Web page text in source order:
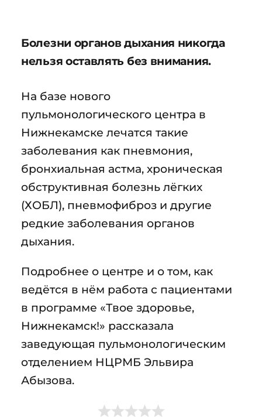
Болезни органов дыхания никогда
нельзя оставлять без внимания.
На базе нового
пульмонологического центра в
Нижнекамске лечатся такие
заболевания как пневмония,
бронхиальная астма, хроническая
обструктивная болезнь лёгких
(ХОБЛ), пневмофиброз и другие
редкие заболевания органов
дыхания.
Подробнее о центре и о том, как
ведётся в нём работа с пациентами
в программе «Твое здоровье,
Нижнекамск!» рассказала
заведующая пульмонологическим
отделением НЦРМБ Эльвира
Абызова.